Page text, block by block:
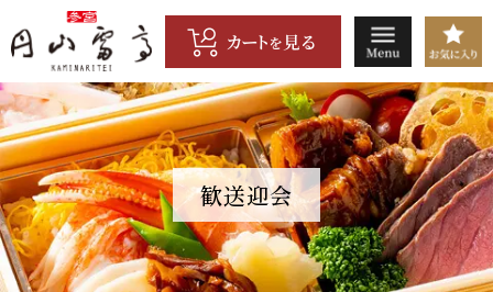
ン
テ
ン
ツ
へ
ス
キ
ッ
プ
歓送迎会